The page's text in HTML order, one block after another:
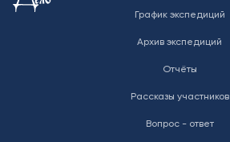
График экспедиций
Архив экспедиций
Отчёты
Рассказы участников
Вопрос - ответ